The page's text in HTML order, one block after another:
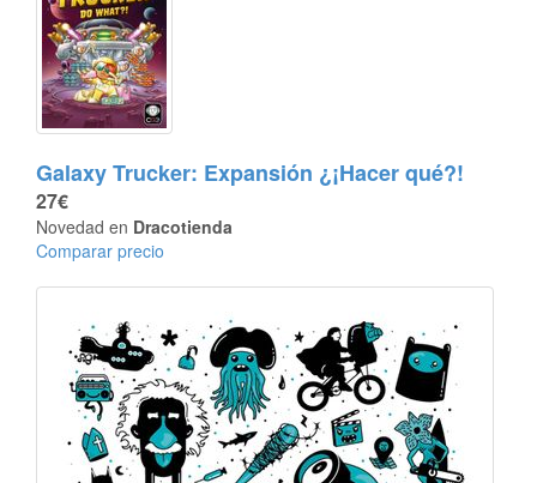
Galaxy Trucker: Expansión ¿¡Hacer qué?!
27€
Novedad en Dracotienda
Comparar precio